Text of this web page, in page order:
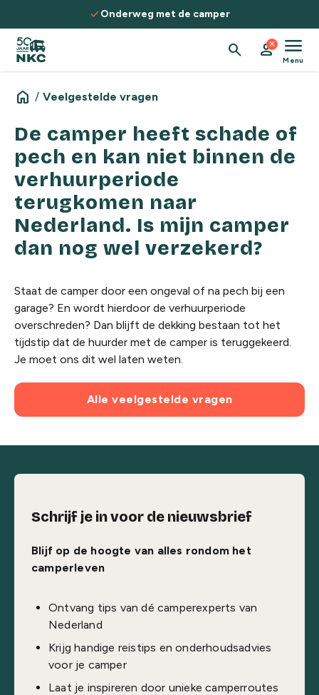
Spring naar de inhoud
checkOnderweg met de camper
search person
close menu
Menu
home / Veelgestelde vragen
De camper heeft schade of
pech en kan niet binnen de
verhuurperiode
terugkomen naar
Nederland. Is mijn camper
dan nog wel verzekerd?
Staat de camper door een ongeval of na pech bij een
garage? En wordt hierdoor de verhuurperiode
overschreden? Dan blijft de dekking bestaan tot het
tijdstip dat de huurder met de camper is teruggekeerd.
Je moet ons dit wel laten weten.
Alle veelgestelde vragen
Schrijf je in voor de nieuwsbrief
Blijf op de hoogte van alles rondom het
camperleven
Ontvang tips van dé camperexperts van
Nederland
Krijg handige reistips en onderhoudsadvies
voor je camper
Laat je inspireren door unieke camperroutes